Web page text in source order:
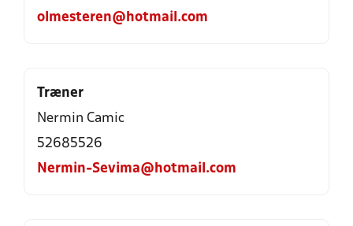
olmesteren@hotmail.com
Træner
Nermin Camic
52685526
Nermin-Sevima@hotmail.com